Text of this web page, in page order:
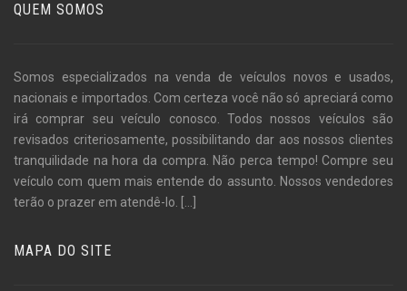
QUEM SOMOS
Somos especializados na venda de veículos novos e usados,
nacionais e importados. Com certeza você não só apreciará como
irá comprar seu veículo conosco. Todos nossos veículos são
revisados criteriosamente, possibilitando dar aos nossos clientes
tranquilidade na hora da compra. Não perca tempo! Compre seu
veículo com quem mais entende do assunto. Nossos vendedores
terão o prazer em atendê-lo.
MAPA DO SITE